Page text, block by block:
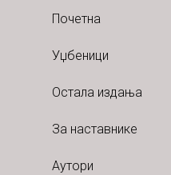
Почетна
Уџбеници
Остала издања
За наставнике
Аутори